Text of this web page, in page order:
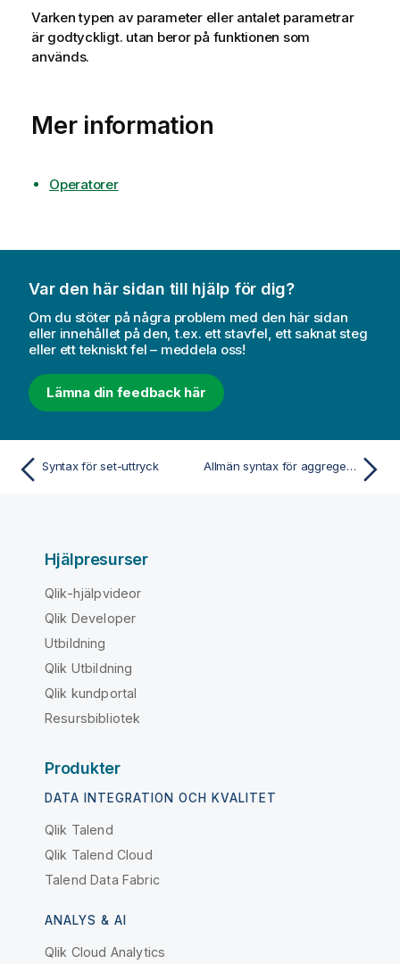
Varken typen av parameter eller antalet parametrar
är godtyckligt. utan beror på funktionen som
används.
Mer information
Operatorer
Var den här sidan till hjälp för dig?
Om du stöter på några problem med den här sidan
eller innehållet på den, t.ex. ett stavfel, ett saknat steg
eller ett tekniskt fel – meddela oss!
Lämna din feedback här
Syntax för set-uttryck Allmän syntax för aggregeringar
Hjälpresurser
Qlik-hjälpvideor
Qlik Developer
Utbildning
Qlik Utbildning
Qlik kundportal
Resursbibliotek
Produkter
DATA INTEGRATION OCH KVALITET
Qlik Talend
Qlik Talend Cloud
Talend Data Fabric
ANALYS & AI
Qlik Cloud Analytics